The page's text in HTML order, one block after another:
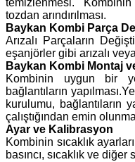
temizlenmesi.
tozdan arındırılması.
Baykan Kombi Parça
Arızalı Parçaların
eşanjörler gibi arızalı
Baykan Kombi Montaj
Kombinin uygun bir
bağlantıların
kurulumu, bağlantıların
çalıştığından emin
Ayar ve Kalibrasyon
Kombinin sıcaklık
basıncı, sıcaklık ve diğer